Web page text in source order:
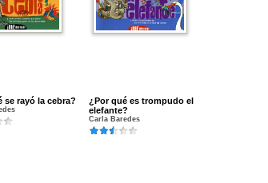
se rayó la cebra?
¿Por qué es trompudo el
elefante?
Carla Baredes